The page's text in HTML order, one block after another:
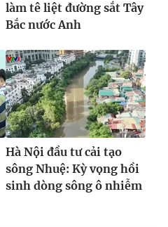
làm tê liệt đường sắt Tây
Bắc nước Anh
Hà Nội đầu tư cải tạo
sông Nhuệ: Kỳ vọng hồi
sinh dòng sông ô nhiễm